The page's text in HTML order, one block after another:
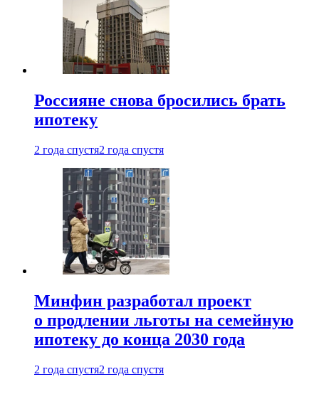
Россияне снова бросились брать
ипотеку
2 года спустя2 года спустя
Минфин разработал проект
о продлении льготы на семейную
ипотеку до конца 2030 года
2 года спустя2 года спустя